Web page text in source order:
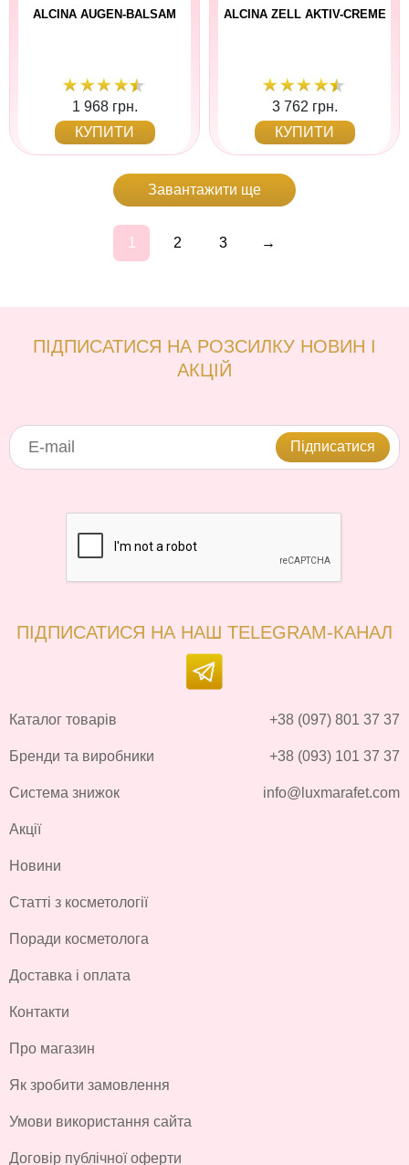
ALCINA AUGEN-BALSAM
1 968 грн.
КУПИТИ
ALCINA ZELL AKTIV-CREME
3 762 грн.
КУПИТИ
Завантажити ще
1 2 3 →
ПІДПИСАТИСЯ НА РОЗСИЛКУ НОВИН І
АКЦІЙ
Підписатися
ПІДПИСАТИСЯ НА НАШ TELEGRAM-КАНАЛ
Каталог товарів
Бренди та виробники
Система знижок
Акції
Новини
Статті з косметології
Поради косметолога
Доставка і оплата
Контакти
Про магазин
Як зробити замовлення
Умови використання сайта
Договір публічної оферти
+38 (097) 801 37 37
+38 (093) 101 37 37
info@luxmarafet.com